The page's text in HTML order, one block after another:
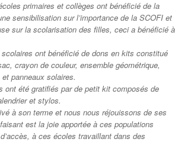
primaires et collèges ont bénéficié de la
sensibilisation sur l’importance de la SCOFI et
sur la scolarisation des filles, ceci a bénéficié à
ont bénéficié de dons en kits constitué
crayon de couleur, ensemble géométrique,
panneaux solaires.
ont été gratifiés par de petit kit composés de
et stylos.
à son terme et nous nous réjouissons de ses
est la joie apportée à ces populations
à ces écoles travaillant dans des